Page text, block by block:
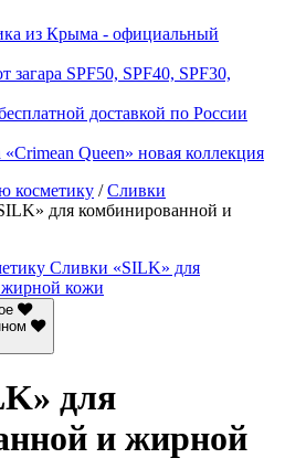
из Крыма - официальный
SPF50, SPF40, SPF30,
доставкой по России
Queen» новая коллекция
косметику /Сливки
для комбинированной и
для
и жирной